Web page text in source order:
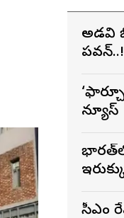
అడవి
పవన్..!
న్యూస్
భారత్‌లో
సీఎం రేవంత్ తో